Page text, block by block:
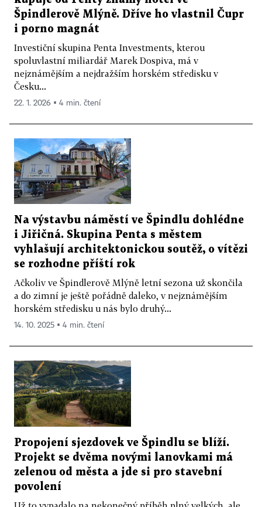
Špindlerově Mlýně. Dříve ho vlastnil Čupr
i porno magnát
Investiční skupina Penta Investments, kterou
spoluvlastní miliardář Marek Dospiva, má v
nejznámějším a nejdražším horském středisku v
Česku...
22. 1. 2026 ▪ 4 min. čtení
Na výstavbu náměstí ve Špindlu dohlédne
i Jiřičná. Skupina Penta s městem
vyhlašují architektonickou soutěž, o vítězi
se rozhodne příští rok
Ačkoliv ve Špindlerově Mlýně letní sezona už skončila
a do zimní je ještě pořádně daleko, v nejznámějším
horském středisku u nás bylo druhý...
14. 10. 2025 ▪ 4 min. čtení
Propojení sjezdovek ve Špindlu se blíží.
Projekt se dvěma novými lanovkami má
zelenou od města a jde si pro stavební
povolení